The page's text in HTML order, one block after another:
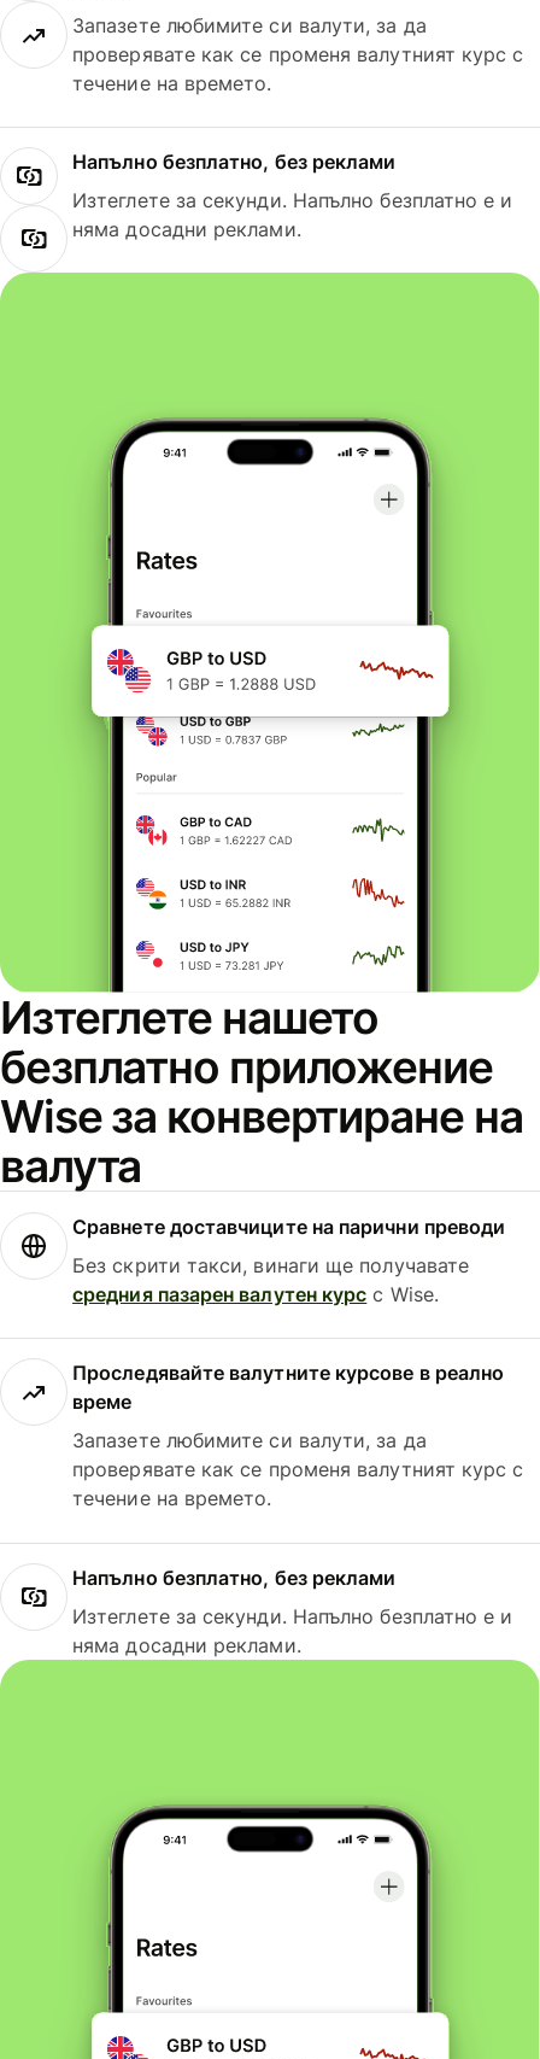
Запазете любимите си валути, за да
проверявате как се променя валутният курс с
течение на времето.
Напълно безплатно, без реклами
Изтеглете за секунди. Напълно безплатно е и
няма досадни реклами.
Изтеглете нашето
безплатно приложение
Wise за конвертиране на
валута
Сравнете доставчиците на парични преводи
Без скрити такси, винаги ще получавате
средния пазарен валутен курс с Wise.
Проследявайте валутните курсове в реално
време
Запазете любимите си валути, за да
проверявате как се променя валутният курс с
течение на времето.
Напълно безплатно, без реклами
Изтеглете за секунди. Напълно безплатно е и
няма досадни реклами.